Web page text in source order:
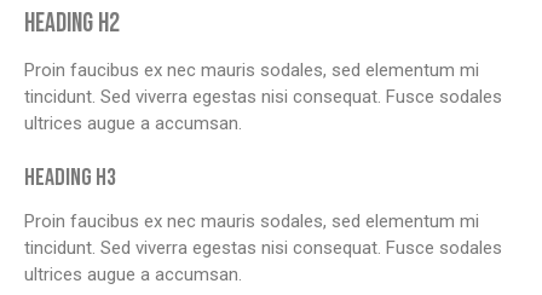
HEADING H2
Proin faucibus ex nec mauris sodales, sed elementum mi
tincidunt. Sed viverra egestas nisi consequat. Fusce sodales
ultrices augue a accumsan.
HEADING H3
Proin faucibus ex nec mauris sodales, sed elementum mi
tincidunt. Sed viverra egestas nisi consequat. Fusce sodales
ultrices augue a accumsan.